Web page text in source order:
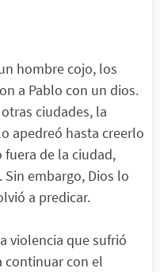
hombre cojo, los
a Pablo con un dios.
ciudades, la
apedreó hasta creerlo
de la ciudad,
embargo, Dios lo
a predicar.
violencia que sufrió
continuar con el